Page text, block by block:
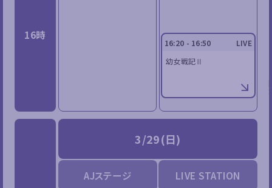
16時
16:20 - 16:50
LIVE
幼女戦記Ⅱ
3/29(日)
AJステージ LIVE STATION